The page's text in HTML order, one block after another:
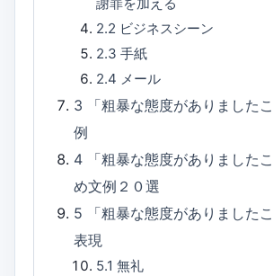
謝罪を加える
2.2 ビジネスシーン
2.3 手紙
2.4 メール
3
「粗暴な態度がありました
例
4
「粗暴な態度がありました
め文例２０選
5
「粗暴な態度がありました
表現
5.1 無礼